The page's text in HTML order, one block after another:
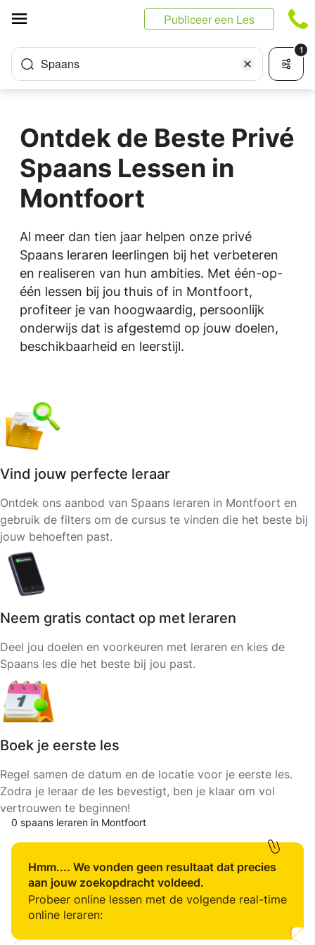
Publiceer een Les
Spaans
1
Ontdek de Beste Privé
Spaans Lessen in
Montfoort
Al meer dan tien jaar helpen onze privé
Spaans leraren leerlingen bij het verbeteren
en realiseren van hun ambities. Met één-op-
één lessen bij jou thuis of in Montfoort,
profiteer je van hoogwaardig, persoonlijk
onderwijs dat is afgestemd op jouw doelen,
beschikbaarheid en leerstijl.
Vind jouw perfecte leraar
Ontdek ons aanbod van Spaans leraren in Montfoort en
gebruik de filters om de cursus te vinden die het beste bij
jouw behoeften past.
Neem gratis contact op met leraren
Deel jou doelen en voorkeuren met leraren en kies de
Spaans les die het beste bij jou past.
Boek je eerste les
Regel samen de datum en de locatie voor je eerste les.
Zodra je leraar de les bevestigt, ben je klaar om vol
vertrouwen te beginnen!
0 spaans leraren in Montfoort
Hmm.... We vonden geen resultaat dat precies
aan jouw zoekopdracht voldeed.
Probeer online lessen met de volgende real-time
online leraren: